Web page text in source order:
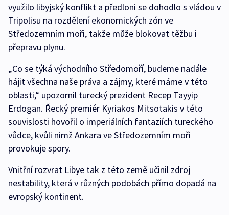
využilo libyjský konflikt a předloni se dohodlo s vládou v
Tripolisu na rozdělení ekonomických zón ve
Středozemním moři, takže může blokovat těžbu i
přepravu plynu.
„Co se týká východního Středomoří, budeme nadále
hájit všechna naše práva a zájmy, které máme v této
oblasti,“ upozornil turecký prezident Recep Tayyip
Erdogan. Řecký premiér Kyriakos Mitsotakis v této
souvislosti hovořil o imperiálních fantaziích tureckého
vůdce, kvůli nimž Ankara ve Středozemním moři
provokuje spory.
Vnitřní rozvrat Libye tak z této země učinil zdroj
nestability, která v různých podobách přímo dopadá na
evropský kontinent.